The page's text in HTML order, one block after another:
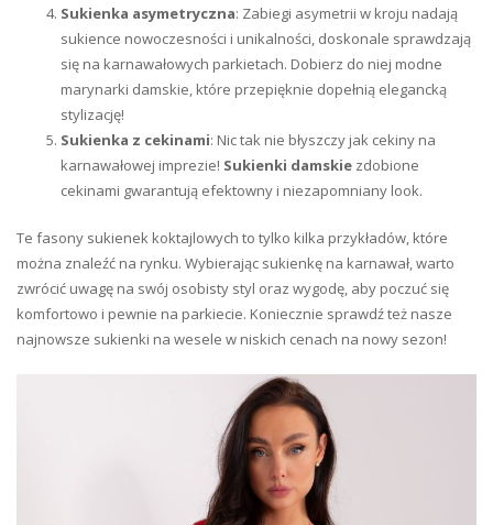
Sukienka asymetryczna: Zabiegi asymetrii w kroju nadają
sukience nowoczesności i unikalności, doskonale sprawdzają
się na karnawałowych parkietach. Dobierz do niej modne
marynarki damskie, które przepięknie dopełnią elegancką
stylizację!
Sukienka z cekinami: Nic tak nie błyszczy jak cekiny na
karnawałowej imprezie! Sukienki damskie zdobione
cekinami gwarantują efektowny i niezapomniany look.
Te fasony sukienek koktajlowych to tylko kilka przykładów, które
można znaleźć na rynku. Wybierając sukienkę na karnawał, warto
zwrócić uwagę na swój osobisty styl oraz wygodę, aby poczuć się
komfortowo i pewnie na parkiecie. Koniecznie sprawdź też nasze
najnowsze sukienki na wesele w niskich cenach na nowy sezon!